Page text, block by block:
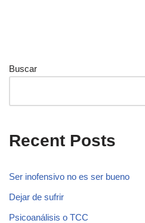
Buscar
Recent Posts
Ser inofensivo no es ser bueno
Dejar de sufrir
Psicoanálisis o TCC